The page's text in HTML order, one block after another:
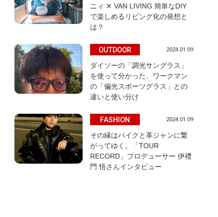
ニィ ✕ VAN LIVING 簡単なDIY
で楽しめるリビング化の発想と
は？
OUTDOOR 2024.01.09
ダイソーの「調光サングラス」
を使って分かった、ワークマン
の「偏光スポーツグラス」との
違いと使い分け
FASHION 2024.01.09
その縁はバイクと革ジャンに繋
がってゆく。「TOUR
RECORD」プロデューサー 伊禮
門 悟さんインタビュー